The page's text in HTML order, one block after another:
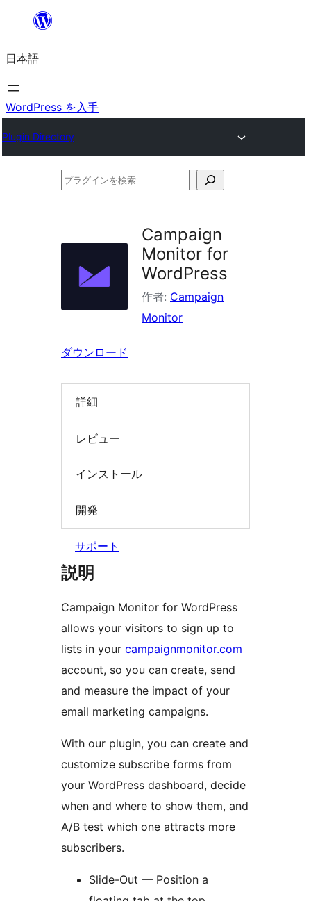
を
ス
キ
プ
日本語
WordPress を入手
Plugin Directory
プ
イ
Campaign
Monitor for
WordPress
作者: Campaign
Monitor
ダウンロード
詳細
レビュー
インストール
開発
サポート
説明
Campaign Monitor for WordPress
allows your visitors to sign up to
lists in your campaignmonitor.com
account, so you can create, send
and measure the impact of your
email marketing campaigns.
With our plugin, you can create and
customize subscribe forms from
your WordPress dashboard, decide
when and where to show them, and
A/B test which one attracts more
subscribers.
Slide-Out — Position a